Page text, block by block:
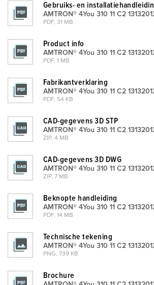
Gebruiks- en
AMTRON® 4You 310 11 C2
PDF, 31 MB
Product info
AMTRON® 4You 310 11 C2
PDF, 1 MB
Fabrikantverklaring
AMTRON® 4You 310 11 C2
PDF, 54 KB
CAD-gegevens 3D STP
AMTRON® 4You 310 11 C2
ZIP, 4 MB
CAD-gegevens 3D DWG
AMTRON® 4You 310 11 C2
ZIP, 7 MB
Beknopte handleiding
AMTRON® 4You 310 11 C2
PDF, 14 MB
Technische tekening
AMTRON® 4You 310 11 C2
PNG, 739 KB
Brochure